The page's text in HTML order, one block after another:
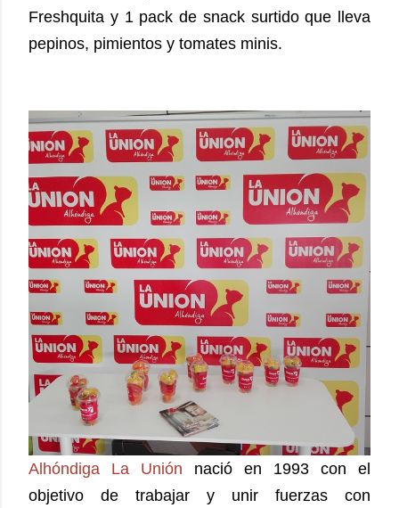
Freshquita y 1 pack de snack surtido que lleva
pepinos, pimientos y tomates minis.
Alhóndiga La Unión nació en 1993 con el
objetivo de trabajar y unir fuerzas con